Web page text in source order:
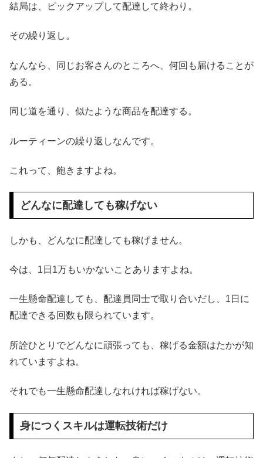
結局は、ピックアップして配達して終わり。
その繰り返し。
なんなら、同じお客さんのところへ、何回も届けることが
ある。
同じ道を通り、似たような商品を配達する。
ルーティーンの繰り返しなんです。
これって、飽きますよね。
どんなに配達しても稼げない
しかも、どんなに配達しても稼げません。
今は、1日1万もいかないことありますよね。
一生懸命配達しても、配達員同士で取り合いだし、1日に
配達できる回数も限られています。
所詮ひとりでどんなに頑張っても、稼げる金額はたかが知
れていますよね。
それでも一生懸命配達しなれければ稼げない。
身につくスキルは運転技術だけ